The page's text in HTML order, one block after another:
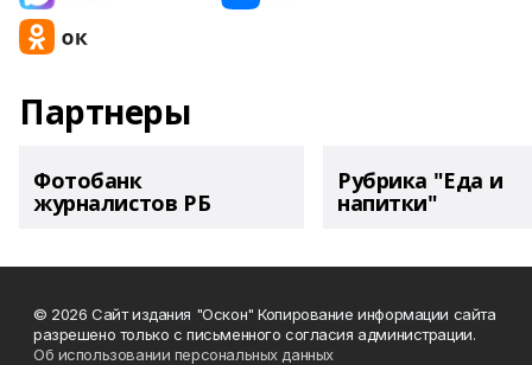
Партнеры
Фотобанк
журналистов РБ
Рубрика "Еда и
напитки"
© 2026 Сайт издания "Оскон" Копирование информации сайта
разрешено только с письменного согласия администрации.
Об использовании персональных данных